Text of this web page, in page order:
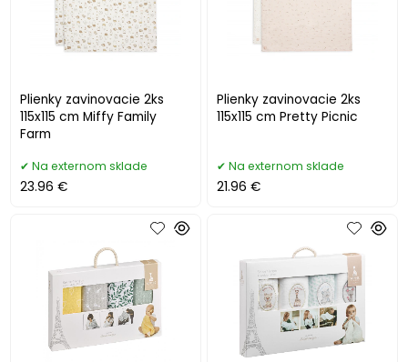
Plienky zavinovacie 2ks
115x115 cm Miffy Family
Farm
Na externom sklade
23.96 €
Plienky zavinovacie 2ks
115x115 cm Pretty Picnic
Na externom sklade
21.96 €